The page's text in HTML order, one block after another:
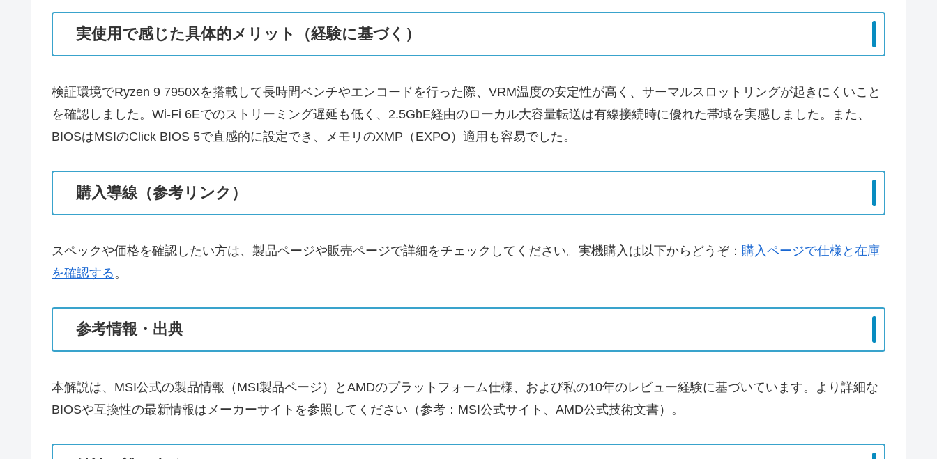
実使用で感じた具体的メリット（経験に基づく）
検証環境でRyzen 9 7950Xを搭載して長時間ベンチやエンコードを行った際、VRM温度の安定性が高く、サーマルスロットリングが起きにくいこと
を確認しました。Wi‑Fi 6Eでのストリーミング遅延も低く、2.5GbE経由のローカル大容量転送は有線接続時に優れた帯域を実感しました。また、
BIOSはMSIのClick BIOS 5で直感的に設定でき、メモリのXMP（EXPO）適用も容易でした。
購入導線（参考リンク）
スペックや価格を確認したい方は、製品ページや販売ページで詳細をチェックしてください。実機購入は以下からどうぞ： 購入ページで仕様と在庫
を確認する。
参考情報・出典
本解説は、MSI公式の製品情報（MSI製品ページ）とAMDのプラットフォーム仕様、および私の10年のレビュー経験に基づいています。より詳細な
BIOSや互換性の最新情報はメーカーサイトを参照してください（参考：MSI公式サイト、AMD公式技術文書）。